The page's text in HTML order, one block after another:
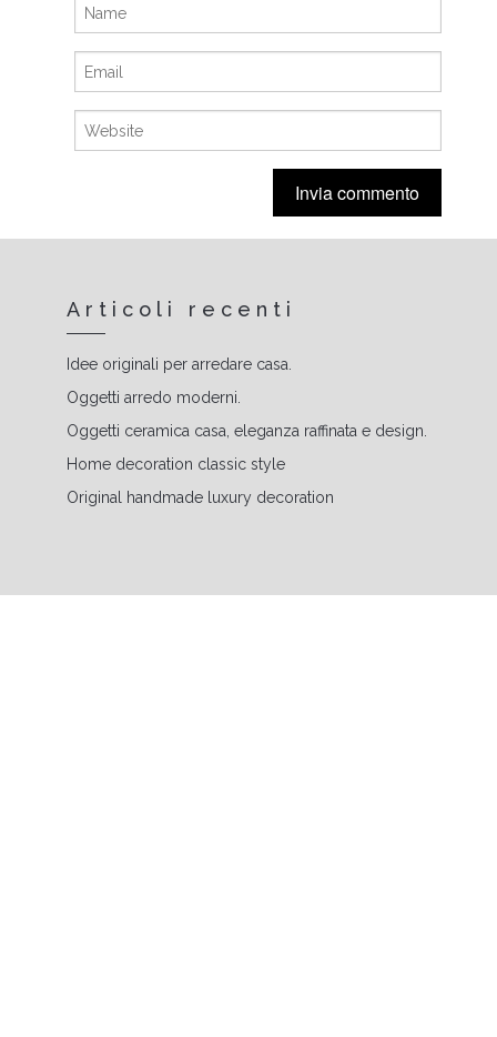
Articoli recenti
Idee originali per arredare casa.
Oggetti arredo moderni.
Oggetti ceramica casa, eleganza raffinata e design.
Home decoration classic style
Original handmade luxury decoration